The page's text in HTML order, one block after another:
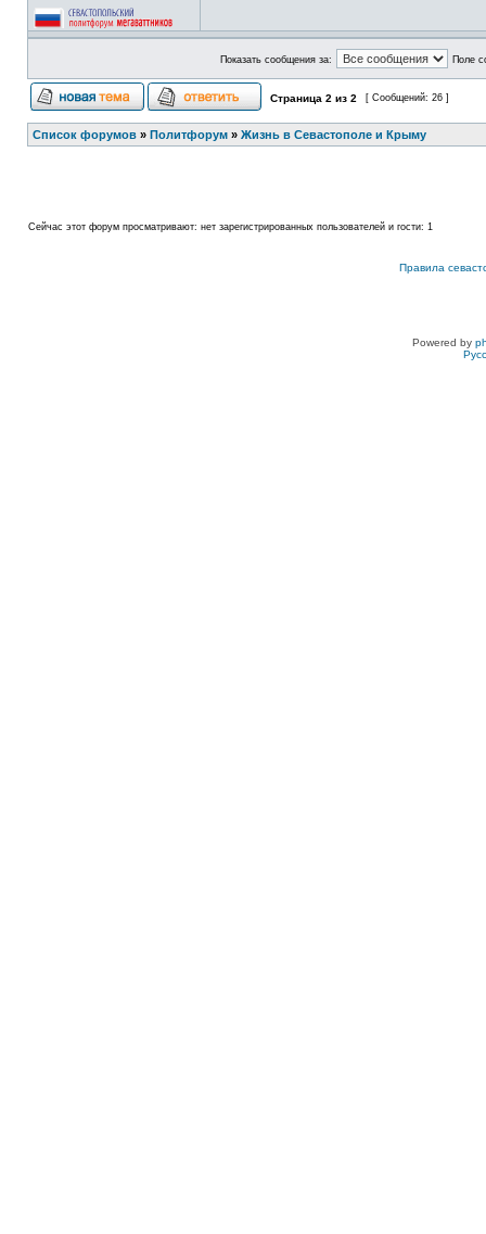
Показать сообщения за: Поле
Страница 2 из 2 [ Сообщений: 26 ]
Список форумов » Политфорум » Жизнь в Севастополе и Крыму
Сейчас этот форум просматривают: нет зарегистрированных пользователей и гости: 1
Правила
Powered by